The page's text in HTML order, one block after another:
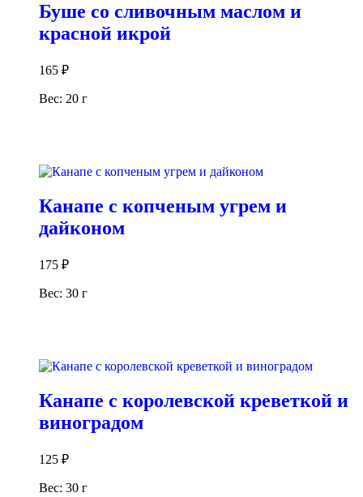
Буше со сливочным маслом и
красной икрой
165 ₽
Вес: 20 г
Канапе с копченым угрем и
дайконом
175 ₽
Вес: 30 г
Канапе с королевской креветкой и
виноградом
125 ₽
Вес: 30 г